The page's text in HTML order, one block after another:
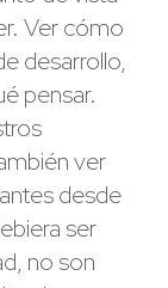
Ver cómo
desarrollo,
pensar.
ver
desde
ser
no son